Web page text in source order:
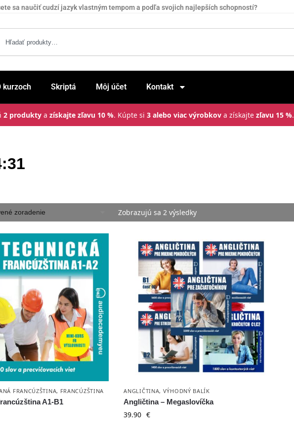
sa naučiť cudzí jazyk vlastným tempom a podľa svojich najlepších schopností?
kurzoch Skriptá Môj účet Kontakt
2 produkty a získajte zľavu 10 %. Kúpte si 3 alebo viac výrobkov a získajte zľavu 15 %.
Zobrazujú sa 2 výsledky
FRANCÚZŠTINA, FRANCÚZŠTINA
A1-B1
ANGLIČTINA, VÝHODNÝ BALÍK
Angličtina – Megaslovíčka
39.90 €